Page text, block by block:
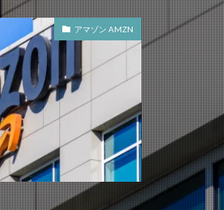
アマゾン AMZN